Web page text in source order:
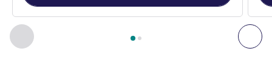
前に戻る - 客室 次
2 ページ中 , 客室 1 : Standard Room with Single